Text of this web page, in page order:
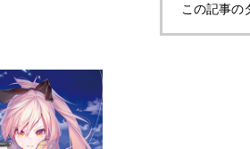
この記事の